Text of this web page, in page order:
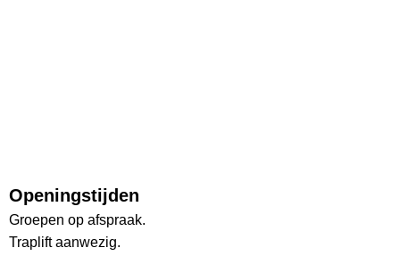
Openingstijden
Groepen op afspraak.
Traplift aanwezig.